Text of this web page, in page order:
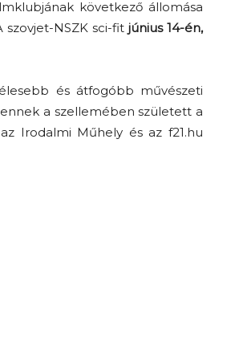
következő állomása
NSZK sci-fit június 14-én,
és átfogóbb művészeti
a szellemében született a
Irodalmi Műhely és az f21.hu